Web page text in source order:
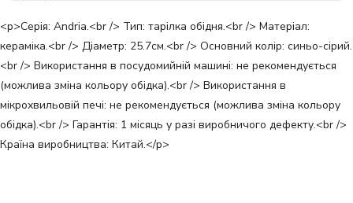
<p>Серія: Andria.<br /> Тип: тарілка обідня.<br /> Матеріал:
кераміка.<br /> Діаметр: 25.7см.<br /> Основний колір: синьо-сірий.
<br /> Використання в посудомийній машині: не рекомендується
(можлива зміна кольору обідка).<br /> Використання в
мікрохвильовій печі: не рекомендується (можлива зміна кольору
обідка).<br /> Гарантія: 1 місяць у разі виробничого дефекту.<br />
Країна виробництва: Китай.</p>